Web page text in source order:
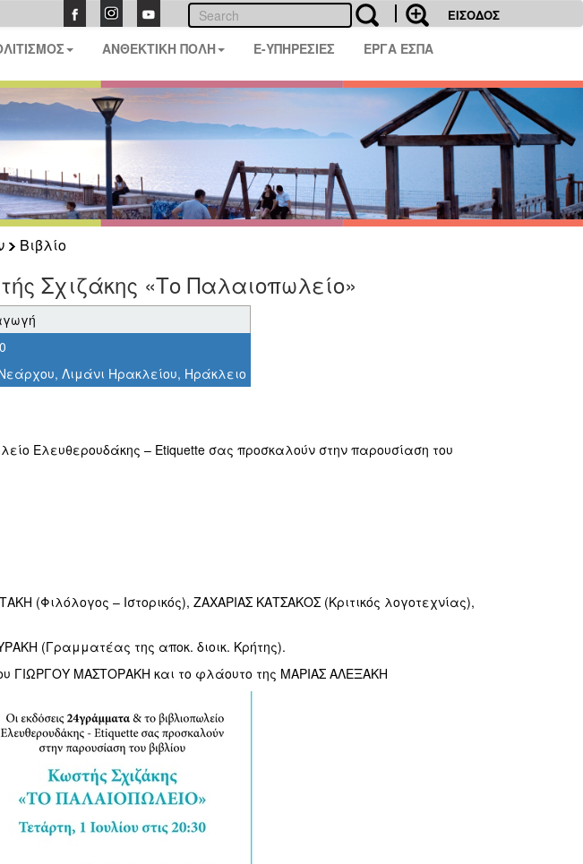
ΕΙΣΟΔΟΣ
ΑΝΘΕΚΤΙΚΗ ΠΟΛΗ E-ΥΠΗΡΕΣΙΕΣ ΕΡΓΑ ΕΣΠΑ
Βιβλίο
Σχιζάκης «Το Παλαιοπωλείο»
Λιμάνι Ηρακλείου, Ηράκλειο
Ελευθερουδάκης – Etiquette σας προσκαλούν στην παρουσίαση του
(Φιλόλογος – Ιστορικός), ΖΑΧΑΡΙΑΣ ΚΑΤΣΑΚΟΣ (Κριτικός λογοτεχνίας),
(Γραμματέας της αποκ. διοικ. Κρήτης).
ΓΙΩΡΓΟΥ ΜΑΣΤΟΡΑΚΗ και το φλάουτο της ΜΑΡΙΑΣ ΑΛΕΞΑΚΗ